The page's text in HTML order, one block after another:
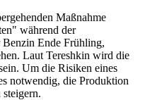
Maßnahme
während der
Benzin Ende Frühling,
Laut Tereshkin wird die
Um die Risiken eines
notwendig, die Produktion